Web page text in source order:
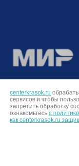
centerkrasok.ru
сервисов и чтобы
запретить обработку
ознакомьтесь с
как centerkrasok.ru